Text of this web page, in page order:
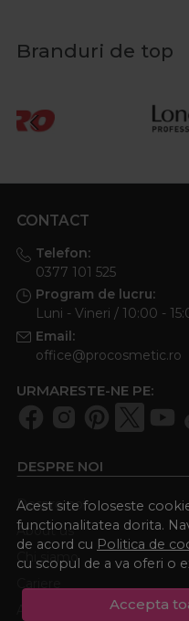
Acest site foloseste
functionalitatea dorita.
de acord cu Politica de
cu scopul de a va oferi o
Accepta
Branduri de top
CONTACT
Telefon:
0377 101 525
Program de lucru:
Luni - Vineri / 10:00 -
Email:
office@procosmetic.ro
URMARESTE-NE PE:
DESPRE NOI
Despre noi
About us
Chi siamo
Academia Procosmetic